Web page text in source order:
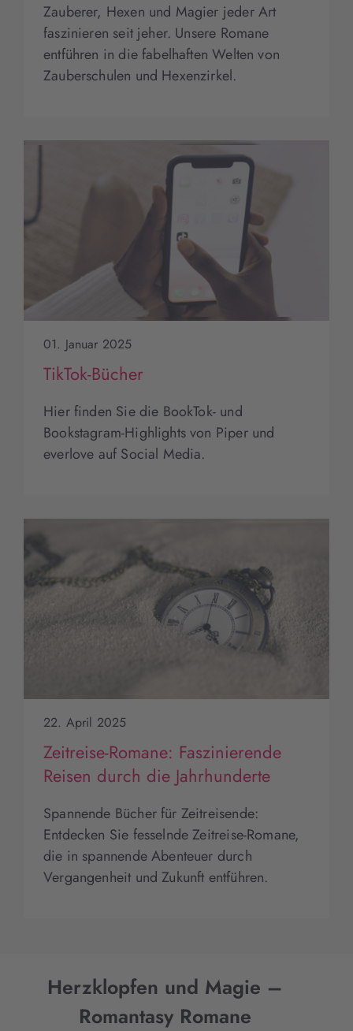
Zauberer, Hexen und Magier jeder Art
faszinieren seit jeher. Unsere Romane
entführen in die fabelhaften Welten von
Zauberschulen und Hexenzirkel.
01. Januar 2025
TikTok-Bücher
Hier finden Sie die BookTok- und
Bookstagram-Highlights von Piper und
everlove auf Social Media.
22. April 2025
Zeitreise-Romane: Faszinierende
Reisen durch die Jahrhunderte
Spannende Bücher für Zeitreisende:
Entdecken Sie fesselnde Zeitreise-Romane,
die in spannende Abenteuer durch
Vergangenheit und Zukunft entführen.
Herzklopfen und Magie –
Romantasy Romane